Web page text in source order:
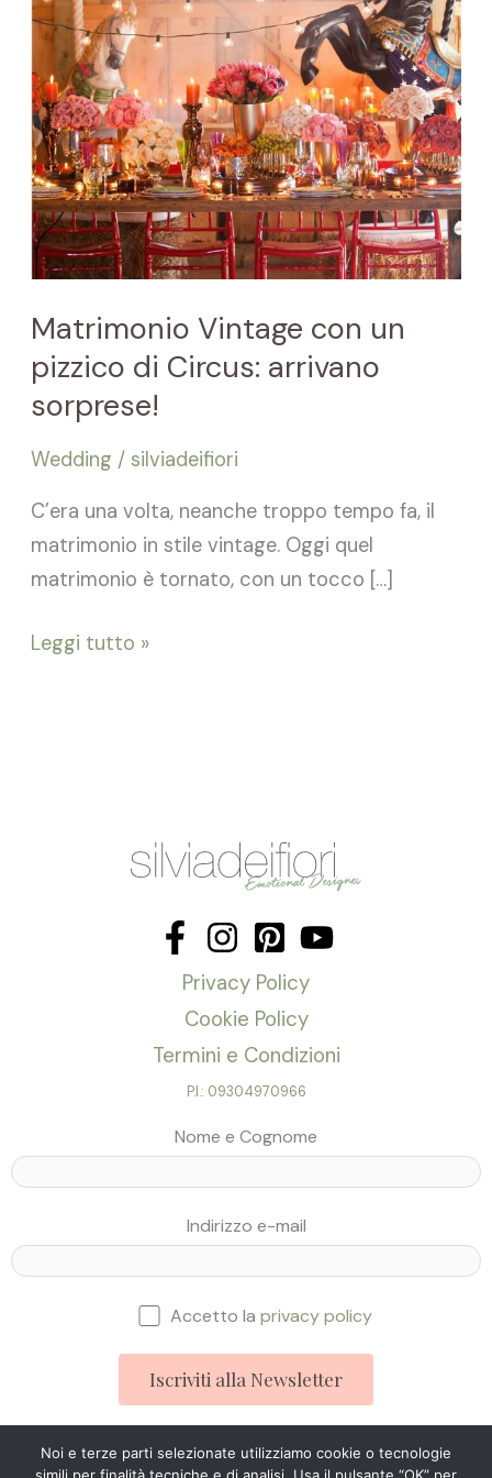
Matrimonio Vintage con un
pizzico di Circus: arrivano
sorprese!
Wedding /silviadeifiori
C’era una volta, neanche troppo tempo fa, il
matrimonio in stile vintage. Oggi quel
matrimonio è tornato, con un tocco […]
pizzico
di
Circus:
arrivano
sorprese!
Leggi tutto »
Privacy Policy
Cookie Policy
Termini e Condizioni
P.I.: 09304970966
Nome e Cognome
Indirizzo e-mail
Accetto laprivacy policy
Noi e terze parti selezionate utilizziamo cookie o tecnologie